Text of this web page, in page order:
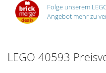
Folge unserem
Angebot mehr zu
LEGO 40593